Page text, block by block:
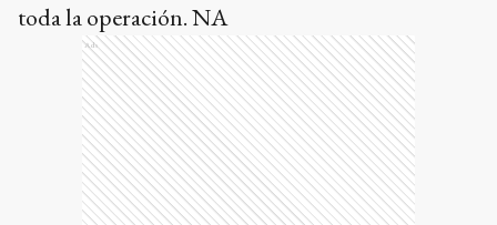
toda la operación. NA
Ads